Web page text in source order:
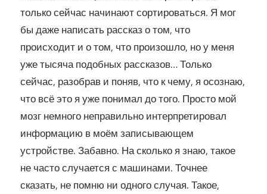
только сейчас начинают сортироваться. Я мог
бы даже написать рассказ о том, что
происходит и о том, что произошло, но у меня
уже тысяча подобных рассказов… Только
сейчас, разобрав и поняв, что к чему, я осознаю,
что всё это я уже понимал до того. Просто мой
мозг немного неправильно интерпретировал
информацию в моём записывающем
устройстве. Забавно. На сколько я знаю, такое
не часто случается с машинами. Точнее
сказать, не помню ни одного случая. Такое,